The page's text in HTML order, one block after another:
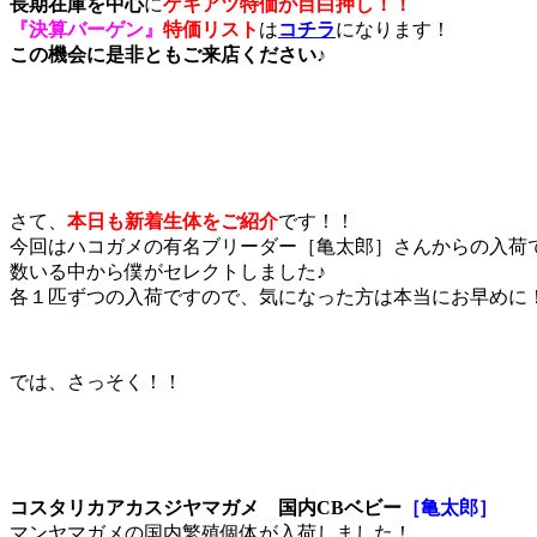
『決算バーゲン』 特価リスト はコチラになります！
この機会に是非ともご来店ください♪
さて、 本日も新着生体をご紹介です！！
今回はハコガメの有名ブリーダー［亀太郎］さんからの入荷
数いる中から僕がセレクトしました♪
各１匹ずつの入荷ですので、気になった方は本当にお早めに
では、さっそく！！
コスタリカアカスジヤマガメ 国内CBベビー ［亀太郎］
マンヤマガメの国内繁殖個体が入荷しました！